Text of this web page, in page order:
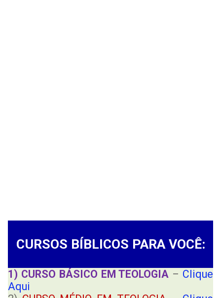
CURSOS BÍBLICOS PARA VOCÊ:
1) CURSO BÁSICO EM TEOLOGIA – Clique
Aqui